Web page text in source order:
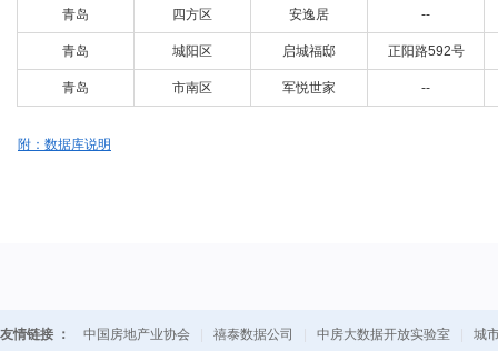
青岛 四方区 安逸居 --
青岛 城阳区 启城福邸 正阳路592号
青岛 市南区 军悦世家 --
附：数据库说明
友情链接 ： 中国房地产业协会 禧泰数据公司 中房大数据开放实验室 城